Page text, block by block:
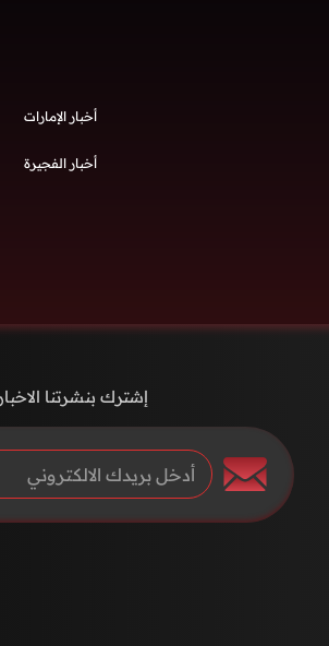
أخبار الإمارات
أخبار الفجيرة
إشترك بنشرتنا